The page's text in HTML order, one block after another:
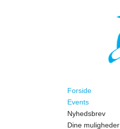
Forside
Events
Nyhedsbrev
Dine muligheder